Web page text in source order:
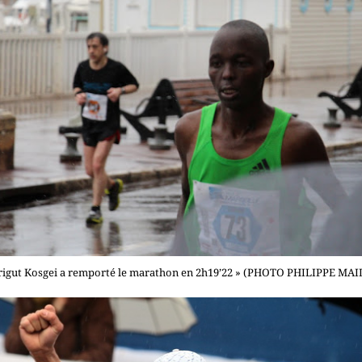
Kosgei a remporté le marathon en 2h19’22 » (PHOTO PHILIPPE